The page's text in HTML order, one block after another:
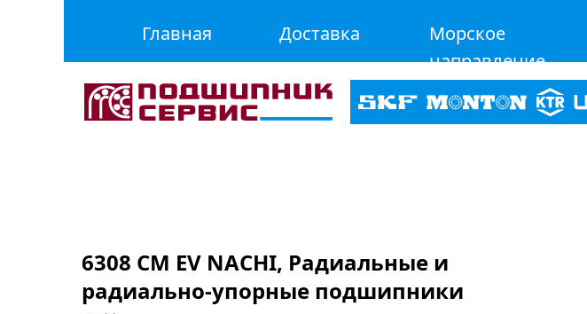
Главная Доставка
Морское
направление
6308 CM EV NACHI, Радиальные и
радиально-упорные подшипники